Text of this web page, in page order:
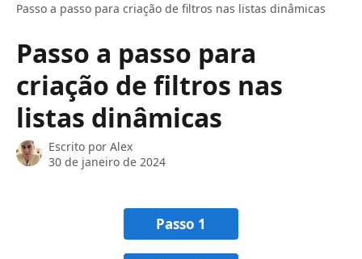
Passo a passo para criação de filtros nas listas dinâmicas
Passo a passo para
criação de filtros nas
listas dinâmicas
Escrito por Alex
30 de janeiro de 2024
Passo 1